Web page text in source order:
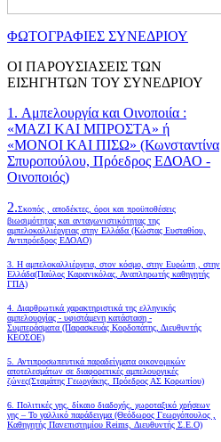
ΦΩΤΟΓΡΑΦΙΕΣ ΣΥΝΕΔΡΙΟΥ
ΟΙ ΠΑΡΟΥΣΙΑΣΕΙΣ ΤΩΝ
ΕΙΣΗΓΗΤΩΝ ΤΟΥ ΣΥΝΕΔΡΙΟΥ
1. Αμπελουργία και Οινοποιία :
«ΜΑΖΙ ΚΑΙ ΜΠΡΟΣΤΑ» ή
«ΜΟΝΟΙ ΚΑΙ ΠΙΣΩ» (Κωνσταντίνα
Σπυροπούλου, Πρόεδρος ΕΔΟΑΟ -
Οινοποιός)
2.Σκοπός , αποδέκτες, όροι και προϋποθέσεις
βιωσιμότητας και ανταγωνιστικότητας της
αμπελοκαλλιέργειας στην Ελλάδα (Κώστας Ευσταθίου,
Αντιπρόεδρος ΕΔΟΑΟ)
3. Η αμπελοκαλλιέργεια, στον κόσμο, στην Ευρώπη , στην
Ελλάδα(Παύλος Καρανικόλας, Αναπληρωτής καθηγητής
ΓΠΑ)
4. Διαρθρωτικά χαρακτηριστικά της ελληνικής
αμπελουργίας - υφιστάμενη κατάσταση -
Συμπεράσματα (Παρασκευάς Κορδοπάτης, Διευθυντής
ΚΕΟΣΟΕ)
5. Αντιπροσωπευτικά παραδείγματα οικονομικών
αποτελεσμάτων σε διαφορετικές αμπελουργικές
ζώνες(Σταμάτης Γεωργάκης, Πρόεδρος ΑΣ Κορωπίου)
6. Πολιτικές γης, δίκαιο διαδοχής, χωροταξικό χρήσεων
γης – Το γαλλικό παράδειγμα (Θεόδωρος Γεωργόπουλος ,
Καθηγητής Πανεπιστημίου Reims, Διευθυντής Σ.Ε.Ο)